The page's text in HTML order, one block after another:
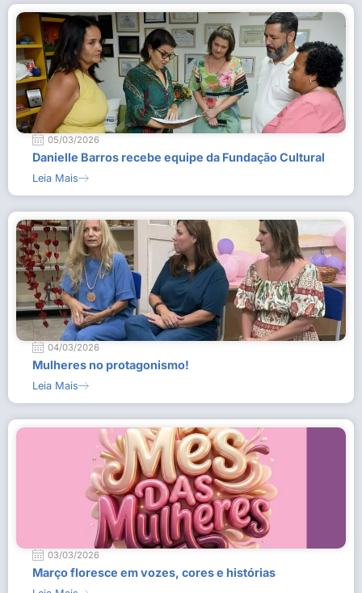
05/03/2026
Danielle Barros recebe equipe da Fundação Cultural
Leia Mais
04/03/2026
Mulheres no protagonismo!
Leia Mais
03/03/2026
Março floresce em vozes, cores e histórias